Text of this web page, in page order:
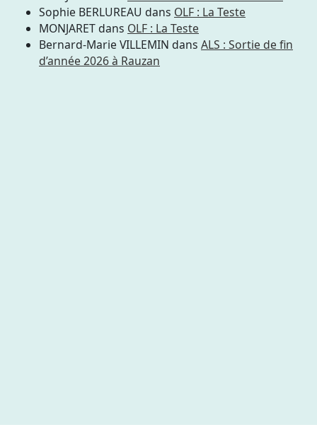
Sophie BERLUREAU dans OLF : La Teste
MONJARETdans OLF : La Teste
Bernard-Marie VILLEMIN dans ALS : Sortie de fin
d’année 2026 à Rauzan